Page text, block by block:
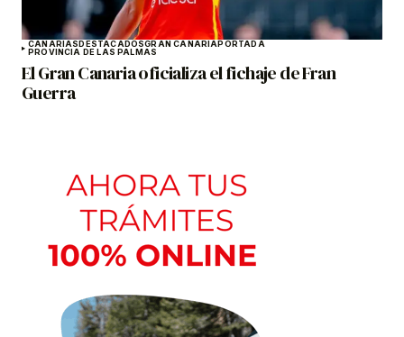
CANARIASDESTACADOSGRAN CANARIAPORTADA
PROVINCIA DE LAS PALMAS
El Gran Canaria oficializa el fichaje de Fran
Guerra